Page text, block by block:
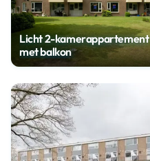
Licht 2-kamerappartement
met balkon